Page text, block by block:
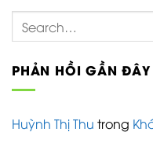
PHẢN HỒI GẦN ĐÂY
Huỳnh Thị Thu trong